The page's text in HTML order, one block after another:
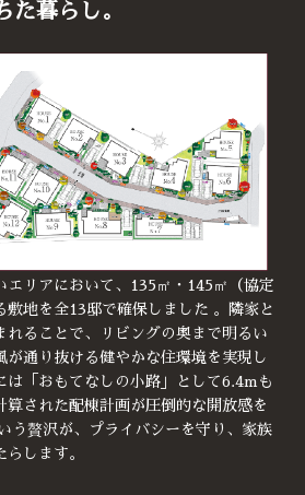
た暮らし。
エリアにおいて、135㎡・145㎡（協定
敷地を全13邸で確保しました 。隣家と
れることで、リビングの奥まで明るい
が通り抜ける健やかな住環境を実現し
は「おもてなしの小路」として6.4mも
算された配棟計画が圧倒的な開放感を
う贅沢が、プライバシーを守り、家族
します。